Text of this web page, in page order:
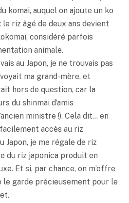
komai, auquel on ajoute un ko
le riz âgé de deux ans devient
considéré parfois
animale.
au Japon, je ne trouvais pas
ma grand-mère, et
hors de question, car la
du shinmai d’amis
ministre !). Cela dit… en
facilement accès au riz
je me régale de riz
du riz japonica produit en
Et si, par chance, on m’offre
le garde précieusement pour le